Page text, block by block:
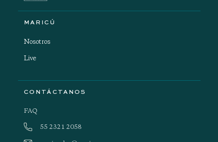
MARICÚ
Nosotros
Live
CONTÁCTANOS
FAQ
55 2321 2058